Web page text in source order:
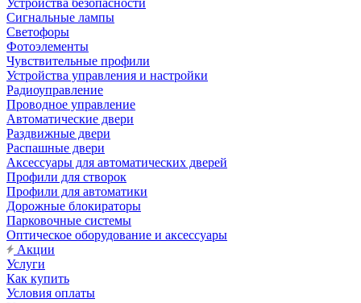
Устройства безопасности
Сигнальные лампы
Светофоры
Фотоэлементы
Чувствительные профили
Устройства управления и настройки
Радиоуправление
Проводное управление
Автоматические двери
Раздвижные двери
Распашные двери
Аксессуары для автоматических дверей
Профили для створок
Профили для автоматики
Дорожные блокираторы
Парковочные системы
Оптическое оборудование и аксессуары
Акции
Услуги
Как купить
Условия оплаты